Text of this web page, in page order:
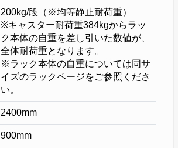
200kg/段（※均等静止耐荷重）
※キャスター耐荷重384kgからラッ
ク本体の自重を差し引いた数値が、
全体耐荷重となります。
※ラック本体の自重については同サ
イズのラックページをご参照くださ
い。
2400mm
900mm